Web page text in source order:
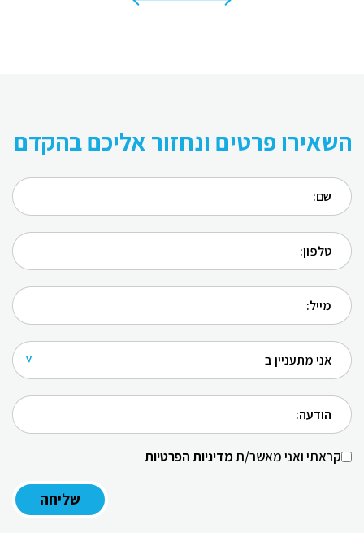
השאירו פרטים ונחזור אליכם בהקדם
קראתי ואני מאשר/תמדיניות הפרטיות